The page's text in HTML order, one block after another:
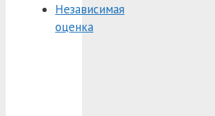
Независимая
оценка